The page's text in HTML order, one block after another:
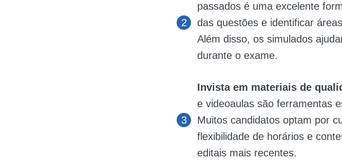
passados é uma excelente
das questões e identificar
Além disso, os simulados
durante o exame.
Invista em materiais de
e videoaulas são ferramentas
Muitos candidatos optam por
flexibilidade de horários e
editais mais recentes.